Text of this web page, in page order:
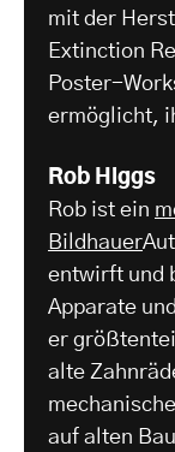
mit der
Extinction
Poster-
ermöglicht,
Rob Higgs
Rob ist ein
Bildhauer
entwirft und
Apparate
er
alte
auf alten